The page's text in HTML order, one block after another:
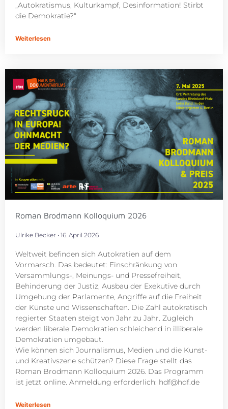
„Autokratismus, Kulturkampf, Desinformation! Stirbt
die Demokratie?“
Weiterlesen
Roman Brodmann Kolloquium 2026
Ulrike Becker 16. April 2026
Weltweit befinden sich Autokratien auf dem
Vormarsch. Das bedeutet: Einschränkung von
Versammlungs-, Meinungs- und Pressefreiheit,
Behinderung der Justiz, Ausbau der Exekutive durch
Umgehung der Parlamente, Angriffe auf die Freiheit
der Künste und Wissenschaften. Die Zahl autokratisch
regierter Staaten steigt von Jahr zu Jahr. Zugleich
werden liberale Demokratien schleichend in illiberale
Demokratien umgebaut.
Wie können sich Journalismus, Medien und die Kunst-
und Kreativszene schützen? Diese Frage stellt das
Roman Brodmann Kolloquium 2026. Das Programm
ist jetzt online. Anmeldung erforderlich: hdf@hdf.de
Weiterlesen